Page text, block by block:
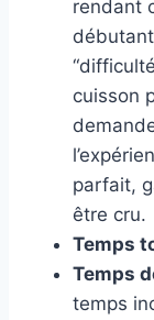
rendant
cuisson
parfait,
être cru.
Temps
Temps
temps